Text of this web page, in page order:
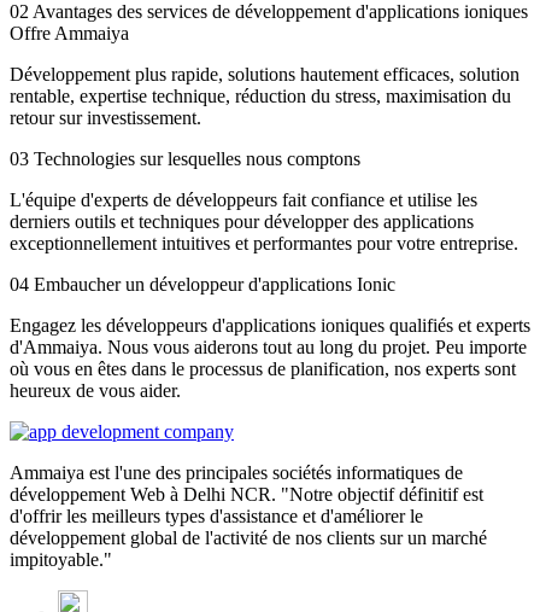
02 Avantages des services de développement d'applications ioniques
Offre Ammaiya
Développement plus rapide, solutions hautement efficaces, solution
rentable, expertise technique, réduction du stress, maximisation du
retour sur investissement.
03 Technologies sur lesquelles nous comptons
L'équipe d'experts de développeurs fait confiance et utilise les
derniers outils et techniques pour développer des applications
exceptionnellement intuitives et performantes pour votre entreprise.
04 Embaucher un développeur d'applications Ionic
Engagez les développeurs d'applications ioniques qualifiés et experts
d'Ammaiya. Nous vous aiderons tout au long du projet. Peu importe
où vous en êtes dans le processus de planification, nos experts sont
heureux de vous aider.
Ammaiya est l'une des principales sociétés informatiques de
développement Web à Delhi NCR. "Notre objectif définitif est
d'offrir les meilleurs types d'assistance et d'améliorer le
développement global de l'activité de nos clients sur un marché
impitoyable."